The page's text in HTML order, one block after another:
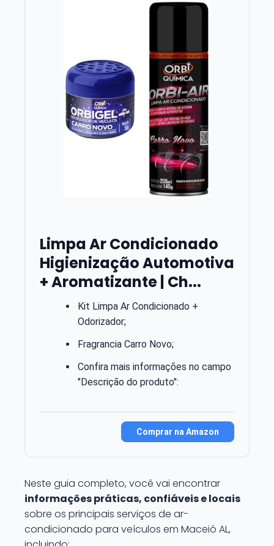
Limpa Ar Condicionado
Higienização Automotiva
+ Aromatizante | Ch...
Kit Limpa Ar Condicionado +
Odorizador;
Fragrancia Carro Novo;
Confira mais informações no campo
"Descrição do produto":
Comprar na Amazon
Neste guia completo, você vai encontrar
informações práticas, confiáveis e locais
sobre os principais serviços de ar-
condicionado para veículos em Maceió AL,